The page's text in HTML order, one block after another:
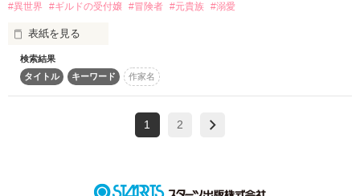
ている間はギルドで仮所属扱いにして欲しいとも。
依頼内容を聞いて躊躇うも、ガーデニアは渋々依頼を承諾す
る。
ガーデニアは過去にアスターと会っていること、婚約破棄と追
放をされた際にアスターが受注中の任務を放棄してまでガーデ
ニアを探しに行ったことを知って、アスターに真相を確かめ
アスターが冒険者になった直後にカロルが生死不明となり、想
い人であるガーデニアも喪いたくないことから、冒険者とは程
#異世界 #ギルドの受付嬢 #冒険者 #元貴族 #溺愛
表紙を見る
不幸な事故によって
天涯孤独となってしまった
大人しく真面目な受付嬢
男女問わず慕われる冒険者
検索結果
タイトル
キーワード 作家名
1 2